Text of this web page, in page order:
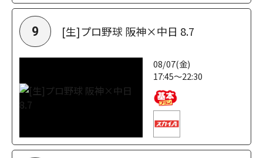
9 [生]プロ野球 阪神×中日 8.7
08/07(金)
17:45～22:30